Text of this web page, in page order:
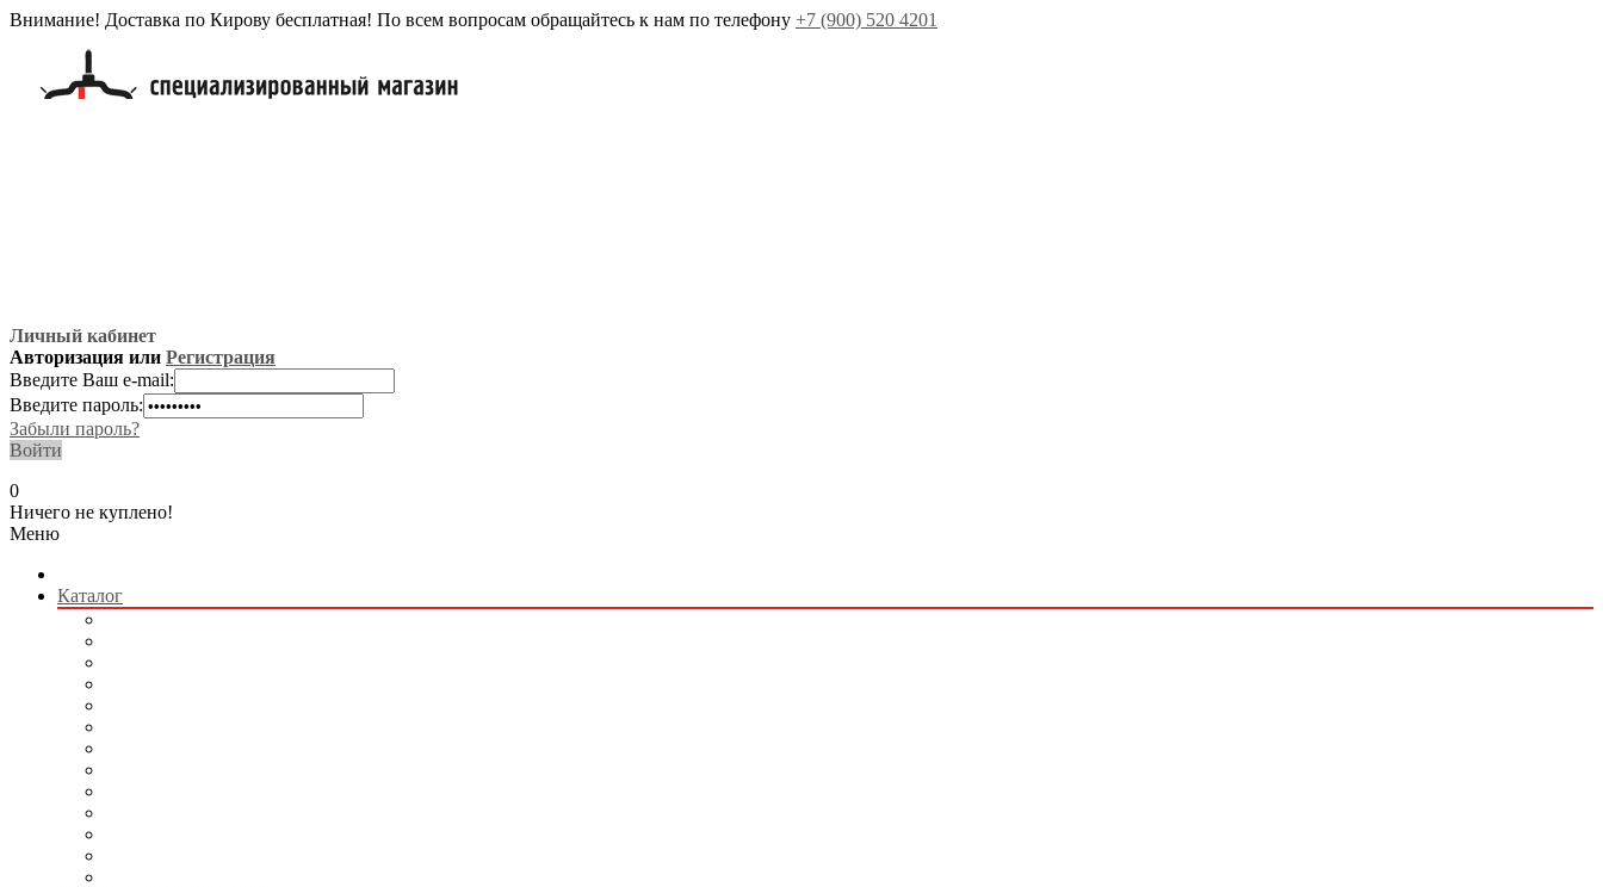
Внимание! Доставка по Кирову бесплатная! По всем вопросам обращайтесь к нам по телефону +7 (900) 520 4201
Личный кабинет
Авторизация или Регистрация
Введите Ваш e-mail:
Введите пароль:
Забыли пароль?
Войти
0
Ничего не куплено!
Меню
Каталог